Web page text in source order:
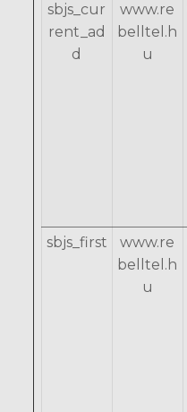
sbjs_cur
rent_ad
d
www.re
belltel.h
u
sbjs_first
www.re
belltel.h
u